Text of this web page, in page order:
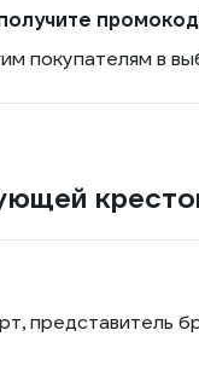
покупателям в
представитель